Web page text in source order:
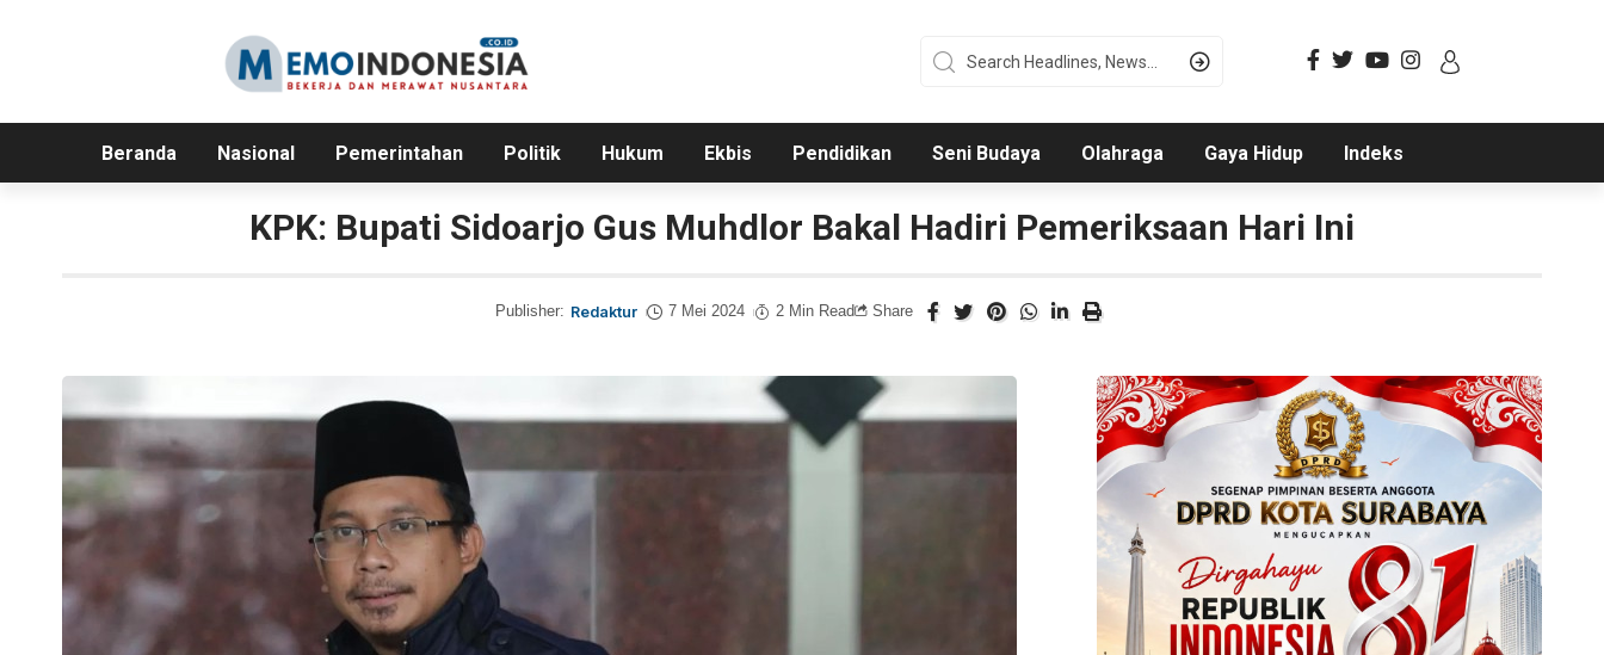
Beranda Nasional Pemerintahan Politik Hukum Ekbis Pendidikan Seni Budaya Olahraga Gaya Hidup Indeks
KPK: Bupati Sidoarjo Gus Muhdlor Bakal Hadiri Pemeriksaan Hari Ini
Publisher: Redaktur 7 Mei 2024 2 Min Read Share